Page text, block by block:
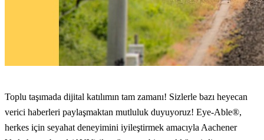
Toplu taşımada dijital katılımın tam zamanı! Sizlerle bazı heyecan
verici haberleri paylaşmaktan mutluluk duyuyoruz! Eye-Able®,
herkes için seyahat deneyimini iyileştirmek amacıyla Aachener